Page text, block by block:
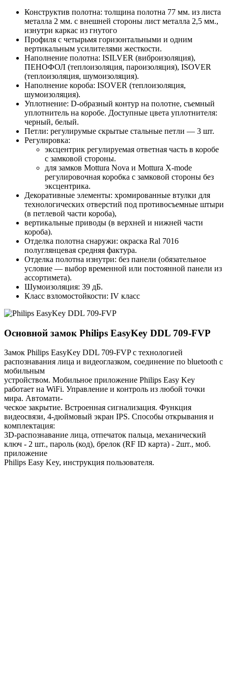
Конструктив полотна: толщина полотна 77 мм. из листа
металла 2 мм. с внешней стороны лист металла 2,5 мм.,
изнутри каркас из гнутого
Профиля с четырьмя горизонтальными и одним
вертикальным усилителями жесткости.
Наполнение полотна: ISILVER (виброизоляция),
ПЕНОФОЛ (теплоизоляция, пароизоляция), ISOVER
(теплоизоляция, шумоизоляция).
Наполнение короба: ISOVER (теплоизоляция,
шумоизоляция).
Уплотнение: D-образный контур на полотне, съемный
уплотнитель на коробе. Доступные цвета уплотнителя:
черный, белый.
Петли: регулирумые скрытые стальные петли — 3 шт.
Регулировка:
эксцентрик регулируемая ответная часть в коробе
с замковой стороны.
для замков Mottura Nova и Mottura X-mode
регулировочная коробка с замковой стороны без
эксцентрика.
Декоративные элементы: хромированные втулки для
технологических отверстий под противосъемные штыри
(в петлевой части короба),
вертикальные приводы (в верхней и нижней части
короба).
Отделка полотна снаружи: окраска Ral 7016
полуглянцевая средняя фактура.
Отделка полотна изнутри: без панели (обязательное
условие — выбор временной или постоянной панели из
ассортимета).
Шумоизоляция: 39 дБ.
Класс взломостойкости: IV класс
Основной замок Philips EasyKey DDL 709-FVP
Замок Philips EasyKey DDL 709-FVP с технологией
распознавания лица и видеоглазком, соединение по bluetooth с
мобильным
устройством. Мобильное приложение Philips Easy Key
работает на WiFi. Управление и контроль из любой точки
мира. Автомати-
ческое закрытие. Встроенная сигнализация. Функция
видеосвязи, 4-дюймовый экран IPS. Способы открывания и
комплектация:
3D-распознавание лица, отпечаток пальца, механический
ключ - 2 шт., пароль (код), брелок (RF ID карта) - 2шт., моб.
приложение
Philips Easy Key, инструкция пользователя.